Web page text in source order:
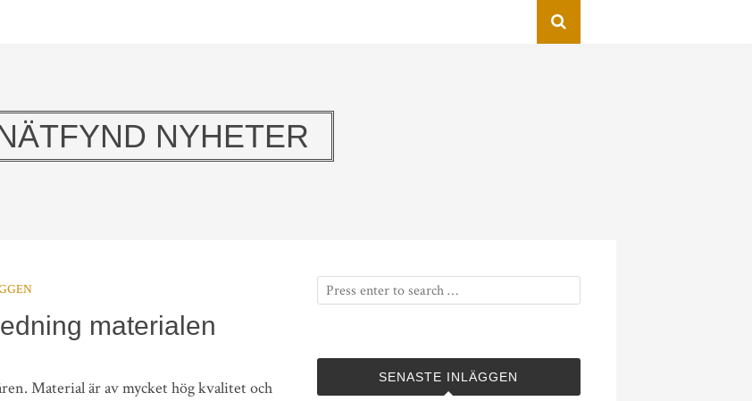
NYHETER
materialen
Material är av mycket hög kvalitet och
SENASTE INLÄGGEN